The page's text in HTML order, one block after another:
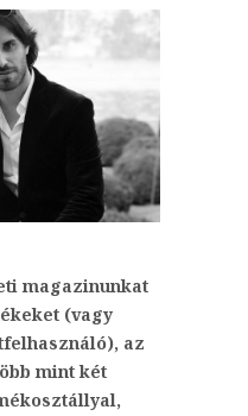
magazinunkat
(vagy
az
mint két